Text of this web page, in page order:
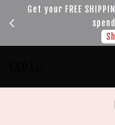
Get your FREE